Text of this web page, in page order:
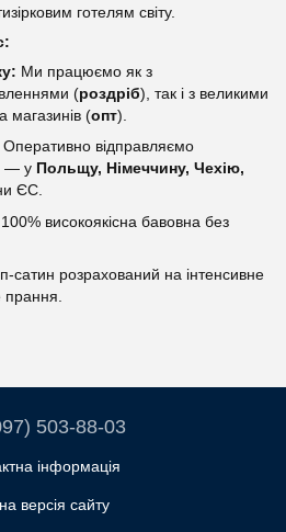
готелям світу.
Ми працюємо як з
(роздріб), так і з великими
магазинів (опт).
Оперативно відправляємо
— у Польщу, Німеччину, Чехію,
ЄС.
100% високоякісна бавовна без
сатин розрахований на інтенсивне
прання.
503-88-03
інформація
версія сайту